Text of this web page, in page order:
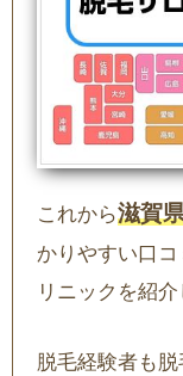
これから滋賀
かりやすい口
リニックを紹
脱毛経験者も